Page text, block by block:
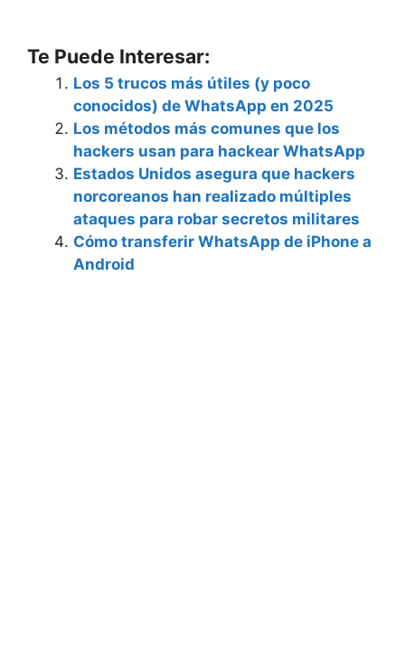
Te Puede Interesar:
Los 5 trucos más útiles (y poco
conocidos) de WhatsApp en 2025
Los métodos más comunes que los
hackers usan para hackear WhatsApp
Estados Unidos asegura que hackers
norcoreanos han realizado múltiples
ataques para robar secretos militares
Cómo transferir WhatsApp de iPhone a
Android